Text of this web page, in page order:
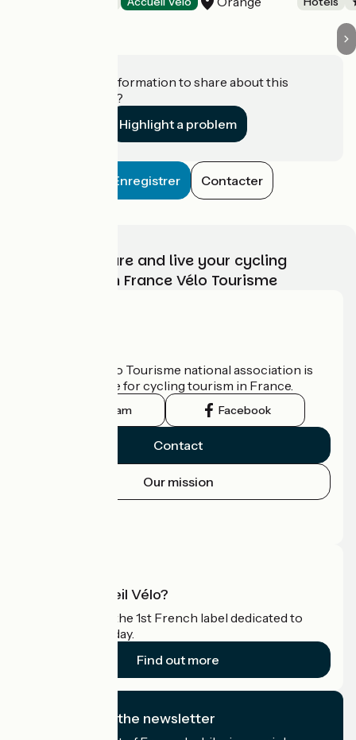
Do you have information to share about this
establishment?
Highlight a problem
Enregistrer Contacter
Choose, prepare and live your cycling
adventure with France Vélo Tourisme
The France Vélo Tourisme national association is
the official guide for cycling tourism in France.
Instagram Facebook
Contact
Our mission
What is Accueil Vélo?
Accueil Vélo is the 1st French label dedicated to
cyclists on holiday.
Find out more
I subscribe to the newsletter